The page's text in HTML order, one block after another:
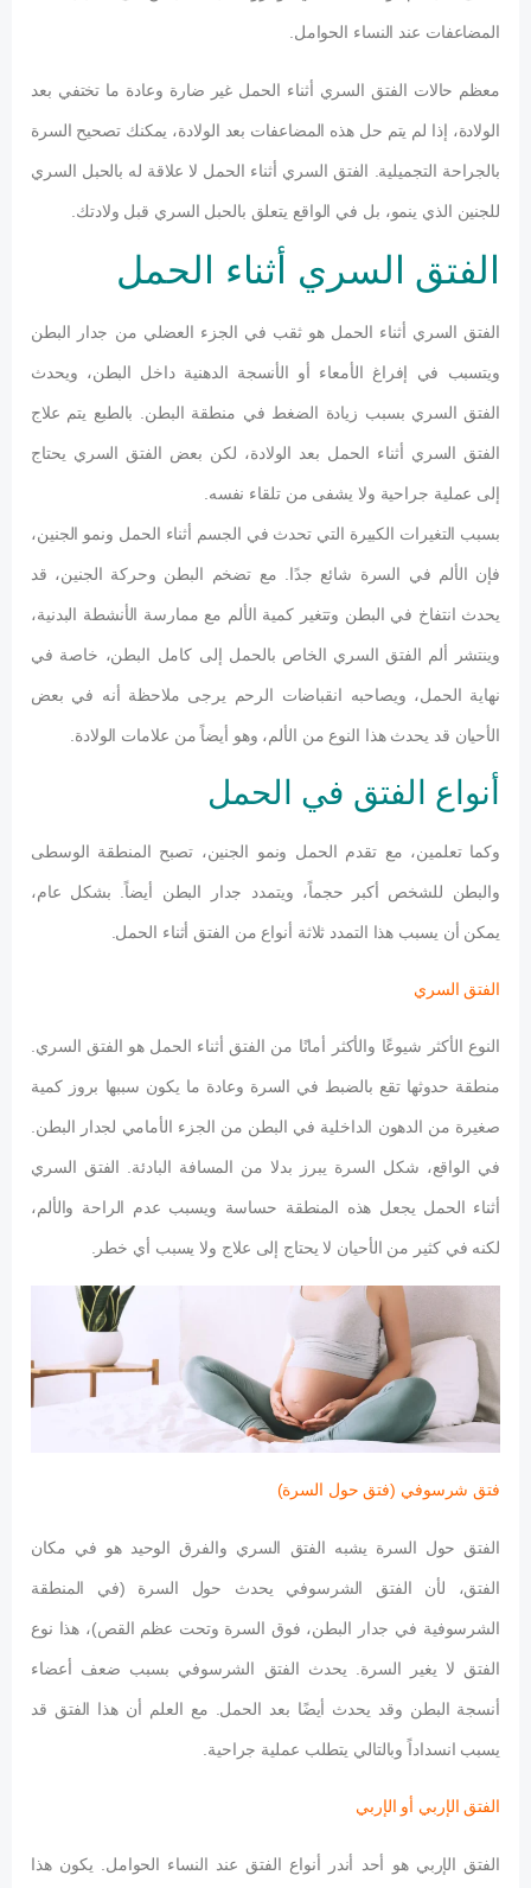
المضاعفات عند النساء الحوامل.
معظم حالات الفتق السري أثناء الحمل غير ضارة وعادة ما تختفي بعد
الولادة، إذا لم يتم حل هذه المضاعفات بعد الولادة، يمكنك تصحيح السرة
بالجراحة التجميلية. الفتق السري أثناء الحمل لا علاقة له بالحبل السري
للجنين الذي ينمو، بل في الواقع يتعلق بالحبل السري قبل ولادتك.
الفتق السري أثناء الحمل
الفتق السري أثناء الحمل هو ثقب في الجزء العضلي من جدار البطن
ويتسبب في إفراغ الأمعاء أو الأنسجة الدهنية داخل البطن، ويحدث
الفتق السري بسبب زيادة الضغط في منطقة البطن. بالطبع يتم علاج
الفتق السري أثناء الحمل بعد الولادة، لكن بعض الفتق السري يحتاج
إلى عملية جراحية ولا يشفى من تلقاء نفسه.
بسبب التغيرات الكبيرة التي تحدث في الجسم أثناء الحمل ونمو الجنين،
فإن الألم في السرة شائع جدًا. مع تضخم البطن وحركة الجنين، قد
يحدث انتفاخ في البطن وتتغير كمية الألم مع ممارسة الأنشطة البدنية،
وينتشر ألم الفتق السري الخاص بالحمل إلى كامل البطن، خاصة في
نهاية الحمل، ويصاحبه انقباضات الرحم يرجى ملاحظة أنه في بعض
الأحيان قد يحدث هذا النوع من الألم، وهو أيضاً من علامات الولادة.
أنواع الفتق في الحمل
وكما تعلمين، مع تقدم الحمل ونمو الجنين، تصبح المنطقة الوسطى
والبطن للشخص أكبر حجماً، ويتمدد جدار البطن أيضاً. بشكل عام،
يمكن أن يسبب هذا التمدد ثلاثة أنواع من الفتق أثناء الحمل.
الفتق السري
النوع الأكثر شيوعًا والأكثر أمانًا من الفتق أثناء الحمل هو الفتق السري.
منطقة حدوثها تقع بالضبط في السرة وعادة ما يكون سببها بروز كمية
صغيرة من الدهون الداخلية في البطن من الجزء الأمامي لجدار البطن.
في الواقع، شكل السرة يبرز بدلا من المسافة البادئة. الفتق السري
أثناء الحمل يجعل هذه المنطقة حساسة ويسبب عدم الراحة والألم،
لكنه في كثير من الأحيان لا يحتاج إلى علاج ولا يسبب أي خطر.
فتق شرسوفي (فتق حول السرة)
الفتق حول السرة يشبه الفتق السري والفرق الوحيد هو في مكان
الفتق، لأن الفتق الشرسوفي يحدث حول السرة (في المنطقة
الشرسوفية في جدار البطن، فوق السرة وتحت عظم القص)، هذا نوع
الفتق لا يغير السرة. يحدث الفتق الشرسوفي بسبب ضعف أعضاء
أنسجة البطن وقد يحدث أيضًا بعد الحمل. مع العلم أن هذا الفتق قد
يسبب انسداداً وبالتالي يتطلب عملية جراحية.
الفتق الإربي أو الإربي
الفتق الإربي هو أحد أندر أنواع الفتق عند النساء الحوامل. يكون هذا